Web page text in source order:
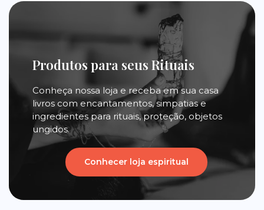
Produtos para seus Rituais
Conheça nossa loja e receba em sua casa
livros com encantamentos, simpatias e
ingredientes para rituais, proteção, objetos
ungidos.
Conhecer loja espiritual